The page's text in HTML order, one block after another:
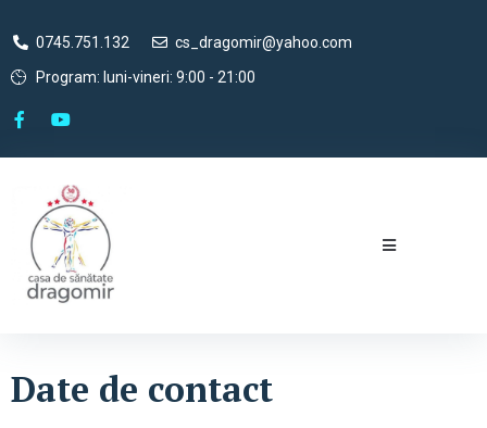
0745.751.132
cs_dragomir@yahoo.com
Program: luni-vineri: 9:00 - 21:00
Date de contact